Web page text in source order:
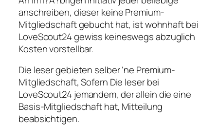
anschreiben, dieser keine Premium-
Mitgliedschaft gebucht hat, ist wohnhaft bei
LoveScout24 gewiss keineswegs abzuglich
Kosten vorstellbar.
Die leser gebieten selber ‘ne Premium-
Mitgliedschaft, Sofern Die leser bei
LoveScout24 jemandem, der allein die eine
Basis-Mitgliedschaft hat, Mitteilung
beabsichtigen.